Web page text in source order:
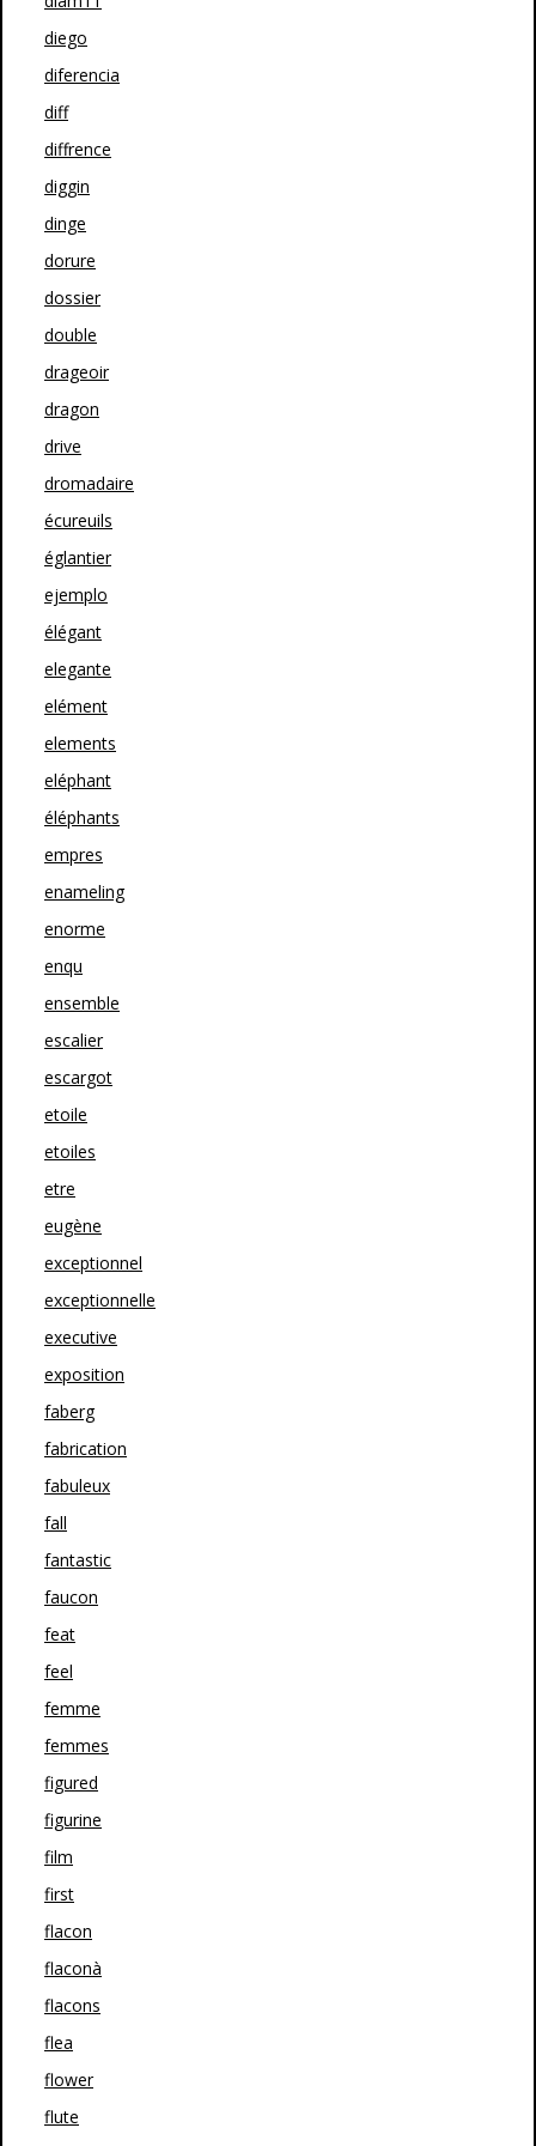
diego
diferencia
diff
diffrence
diggin
dinge
dorure
dossier
double
drageoir
dragon
drive
dromadaire
écureuils
églantier
ejemplo
élégant
elegante
elément
elements
eléphant
éléphants
empres
enameling
enorme
enqu
ensemble
escalier
escargot
etoile
etoiles
etre
eugène
exceptionnel
exceptionnelle
executive
exposition
faberg
fabrication
fabuleux
fall
fantastic
faucon
feat
feel
femme
femmes
figured
figurine
film
first
flacon
flaconà
flacons
flea
flower
flute